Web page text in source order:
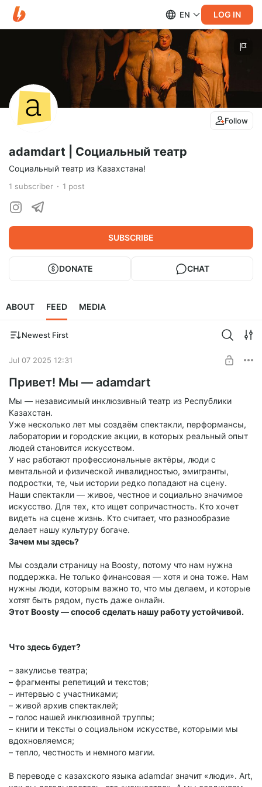
EN LOG IN
Follow
adamdart | Социальный театр
Социальный театр из Казахстана!
1 subscriber 1 post
SUBSCRIBE
DONATE CHAT
ABOUT FEED MEDIA
Newest First
Jul 07 2025 12:31
Привет! Мы — adamdart
Мы — независимый инклюзивный театр из Республики
Казахстан.
Уже несколько лет мы создаём спектакли, перформансы,
лаборатории и городские акции, в которых реальный опыт
людей становится искусством.
У нас работают профессиональные актёры, люди с
ментальной и физической инвалидностью, эмигранты,
подростки, те, чьи истории редко попадают на сцену.
Наши спектакли — живое, честное и социально значимое
искусство. Для тех, кто ищет сопричастность. Кто хочет
видеть на сцене жизнь. Кто считает, что разнообразие
делает нашу культуру богаче.
Зачем мы здесь?
Мы создали страницу на Boosty, потому что нам нужна
поддержка. Не только финансовая — хотя и она тоже. Нам
нужны люди, которым важно то, что мы делаем, и которые
хотят быть рядом, пусть даже онлайн.
Этот Boosty — способ сделать нашу работу устойчивой.
Что здесь будет?
– закулисье театра;
– фрагменты репетиций и текстов;
– интервью с участниками;
– живой архив спектаклей;
– голос нашей инклюзивной труппы;
– книги и тексты о социальном искусстве, которыми мы
вдохновляемся;
– тепло, честность и немного магии.
В переводе с казахского языка adamdar значит «люди». Art,